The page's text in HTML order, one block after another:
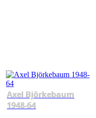
Axel Björkebaum
1948-64